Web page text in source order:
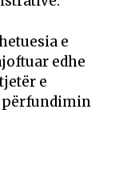
e
edhe
e
përfundimin